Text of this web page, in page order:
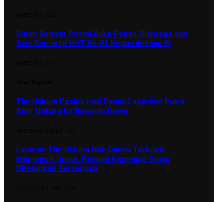
Rutan Selayar Resmi Buka Pekan Olahraga dan
Seni Semarak HUT Ke-81 Kemerdekaan RI
Tim Hukum Paslon Hati Damai Laporkan Putra
Amir Uskara ke Bawaslu Gowa
Laporan Tim Hukum Hati Damai Terbukti
Memenuhi Unsur, Pejabat Kemenag Gowa
Ditetapkan Tersangka